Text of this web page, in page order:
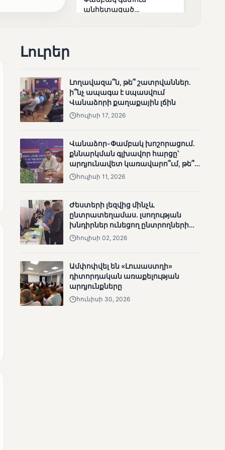
անհետացած
ՄՈՒՆԵՏԻԿ
Մատչելի
«Լուսաստղի»
դիտորդական
առաքելության
արդյունքները
ձեռքբերումներ և
բացթողումներ
Լուրեր
Լողավազա՞ն, թե՞ շատրվաններ.
ի՞նչ ապագա է սպասվում
Վանաձորի քաղաքային լճին
հուլիսի 17, 2026
Վանաձոր-Փամբակ խոշորացում.
քննարկման գլխավոր հարցը՝
արդյունավետ կառավարո՞ւմ, թե՞
քաղաքական նպատակ
հուլիսի 11, 2026
Ժեստերի լեզվից մինչև
ընտրատեղամաս. լսողության
խնդիրներ ունեցող ընտրողների
ճանապարհը
հուլիսի 02, 2026
Ամփոփվել են «Լուսաստղի»
դիտորդական առաքելության
արդյունքները
հունիսի 30, 2026